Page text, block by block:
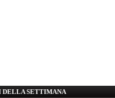
SETTIMANA